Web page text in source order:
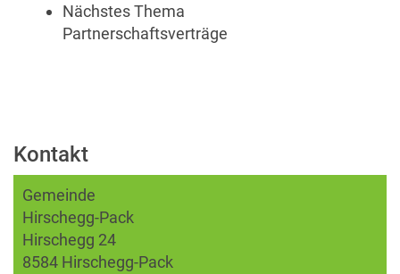
Nächstes Thema
Partnerschaftsverträge
Kontakt
Gemeinde
Hirschegg-Pack
Hirschegg 24
8584 Hirschegg-Pack